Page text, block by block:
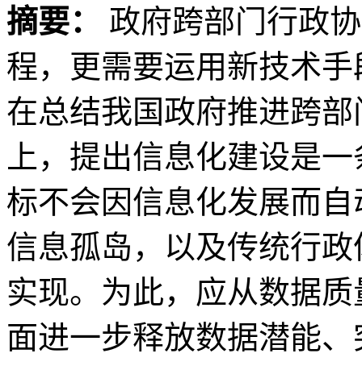
摘要： 政府跨部门行政
程，更需要运用新技术
在总结我国政府推进跨
上，提出信息化建设是
标不会因信息化发展而
信息孤岛，以及传统行
实现。为此，应从数据
面进一步释放数据潜能